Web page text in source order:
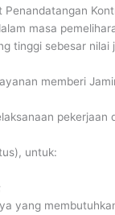
Penandatangan
masa
tinggi sebesar nilai
memberi
pekerjaan
untuk:
yang